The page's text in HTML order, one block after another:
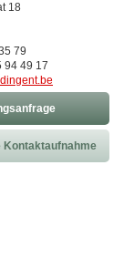
18
79
94 49 17
Kontaktaufnahme